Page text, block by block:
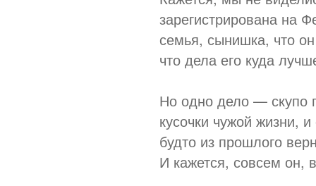
зарегистрирована на
семья, сынишка, что
что дела его куда
Но одно дело — скупо
кусочки чужой жизни,
будто из прошлого
И кажется, совсем он,